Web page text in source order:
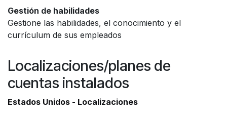
Gestión de habilidades
Gestione las habilidades, el conocimiento y el
currículum de sus empleados
Localizaciones/planes de
cuentas instalados
Estados Unidos - Localizaciones